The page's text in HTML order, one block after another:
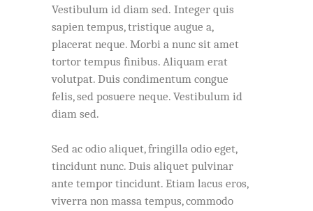
Vestibulum id diam sed. Integer quis
sapien tempus, tristique augue a,
placerat neque. Morbi a nunc sit amet
tortor tempus finibus. Aliquam erat
volutpat. Duis condimentum congue
felis, sed posuere neque. Vestibulum id
diam sed.
Sed ac odio aliquet, fringilla odio eget,
tincidunt nunc. Duis aliquet pulvinar
ante tempor tincidunt. Etiam lacus eros,
viverra non massa tempus, commodo